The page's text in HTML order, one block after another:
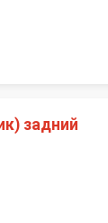
задний